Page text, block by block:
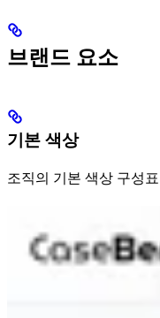
브랜드 요소
기본 색상
조직의 기본 색상 구성